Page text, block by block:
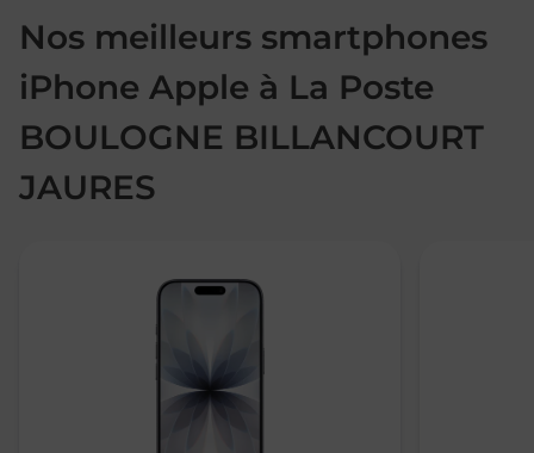
Nos meilleurs smartphones
iPhone Apple à La Poste
BOULOGNE BILLANCOURT
JAURES